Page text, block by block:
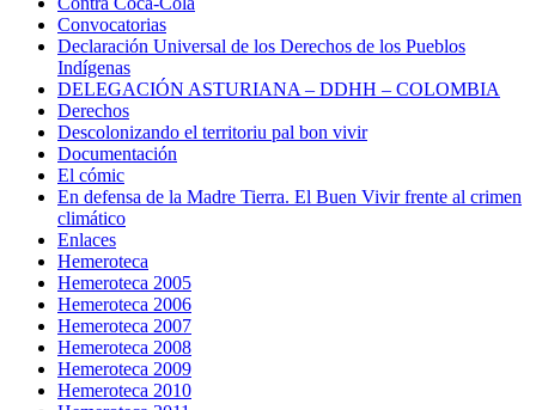
Convocatorias
Declaración Universal de los Derechos de los Pueblos
Indígenas
DELEGACIÓN ASTURIANA – DDHH – COLOMBIA
Derechos
Descolonizando el territoriu pal bon vivir
Documentación
El cómic
En defensa de la Madre Tierra. El Buen Vivir frente al crimen
climático
Enlaces
Hemeroteca
Hemeroteca 2005
Hemeroteca 2006
Hemeroteca 2007
Hemeroteca 2008
Hemeroteca 2009
Hemeroteca 2010